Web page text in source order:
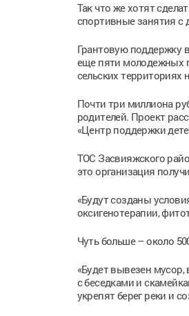
Так что же хотят
спортивные занятия с
Грантовую поддержку
еще пяти молодежных
сельских
Почти три миллиона
родителей. Проект
«Центр поддержки
ТОС Засвияжского
это организация
«Будут созданы
оксигенотерапии,
Чуть больше – около
«Будет вывезен
с беседками и
укрепят берег реки и